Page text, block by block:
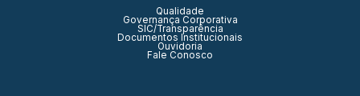
Qualidade
Governança Corporativa
SIC/Transparência
Documentos Institucionais
Ouvidoria
Fale Conosco